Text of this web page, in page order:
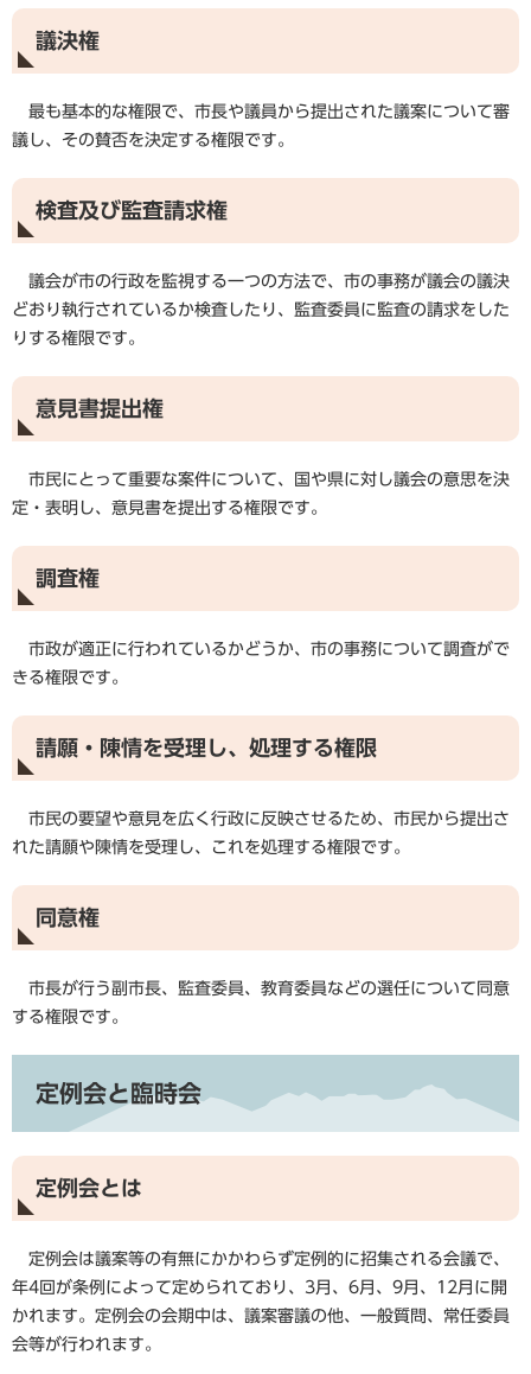
議決権
最も基本的な権限で、市長や議員から提出された議案について審
議し、その賛否を決定する権限です。
検査及び監査請求権
議会が市の行政を監視する一つの方法で、市の事務が議会の議決
どおり執行されているか検査したり、監査委員に監査の請求をした
りする権限です。
意見書提出権
市民にとって重要な案件について、国や県に対し議会の意思を決
定・表明し、意見書を提出する権限です。
調査権
市政が適正に行われているかどうか、市の事務について調査がで
きる権限です。
請願・陳情を受理し、処理する権限
市民の要望や意見を広く行政に反映させるため、市民から提出さ
れた請願や陳情を受理し、これを処理する権限です。
同意権
市長が行う副市長、監査委員、教育委員などの選任について同意
する権限です。
定例会と臨時会
定例会とは
定例会は議案等の有無にかかわらず定例的に招集される会議で、
年4回が条例によって定められており、3月、6月、9月、12月に開
かれます。定例会の会期中は、議案審議の他、一般質問、常任委員
会等が行われます。